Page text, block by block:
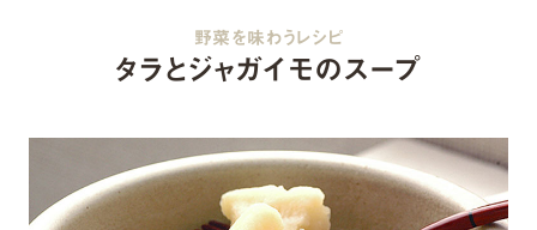
タラとジャガイモのスープ
野菜を味わうレシピ